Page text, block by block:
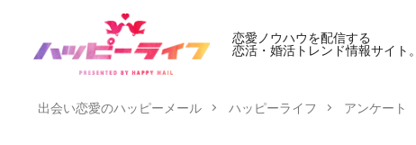
恋愛ノウハウを配信する
恋活・婚活トレンド情報サイト。
出会い恋愛のハッピーメール ハッピーライフ アンケート